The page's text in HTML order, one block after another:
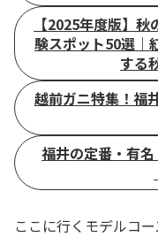
【2025年度版】
験スポット50選｜
する
越前ガニ特集！福
福井の定番・有
ここに行くモデルコー